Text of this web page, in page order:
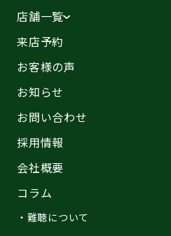
店舗一覧
来店予約
お客様の声
お知らせ
お問い合わせ
採用情報
会社概要
コラム
・難聴について